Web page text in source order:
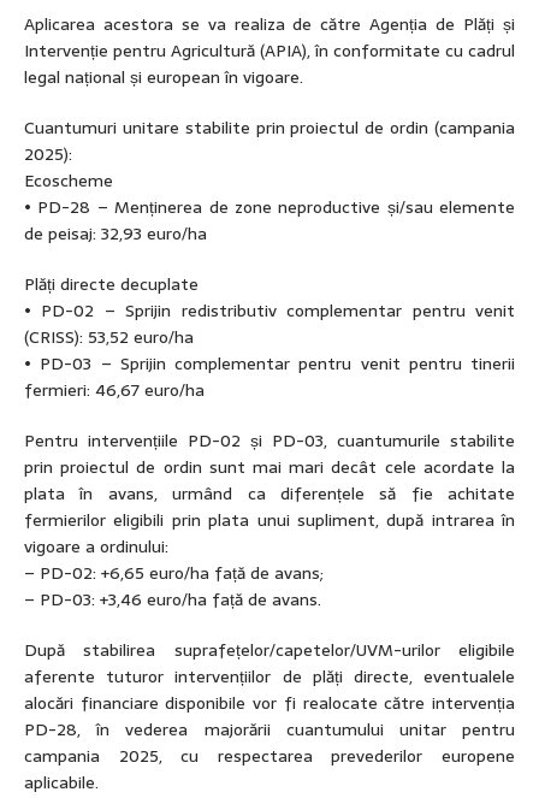
Aplicarea acestora se va realiza de către Agenția de Plăți și
Intervenție pentru Agricultură (APIA), în conformitate cu cadrul
legal național și european în vigoare.
Cuantumuri unitare stabilite prin proiectul de ordin (campania
2025):
Ecoscheme
• PD-28 – Menținerea de zone neproductive și/sau elemente
de peisaj: 32,93 euro/ha
Plăți directe decuplate
• PD-02 – Sprijin redistributiv complementar pentru venit
(CRISS): 53,52 euro/ha
• PD-03 – Sprijin complementar pentru venit pentru tinerii
fermieri: 46,67 euro/ha
Pentru intervențiile PD-02 și PD-03, cuantumurile stabilite
prin proiectul de ordin sunt mai mari decât cele acordate la
plata în avans, urmând ca diferențele să fie achitate
fermierilor eligibili prin plata unui supliment, după intrarea în
vigoare a ordinului:
– PD-02: +6,65 euro/ha față de avans;
– PD-03: +3,46 euro/ha față de avans.
După stabilirea suprafețelor/capetelor/UVM-urilor eligibile
aferente tuturor intervențiilor de plăți directe, eventualele
alocări financiare disponibile vor fi realocate către intervenția
PD-28, în vederea majorării cuantumului unitar pentru
campania 2025, cu respectarea prevederilor europene
aplicabile.